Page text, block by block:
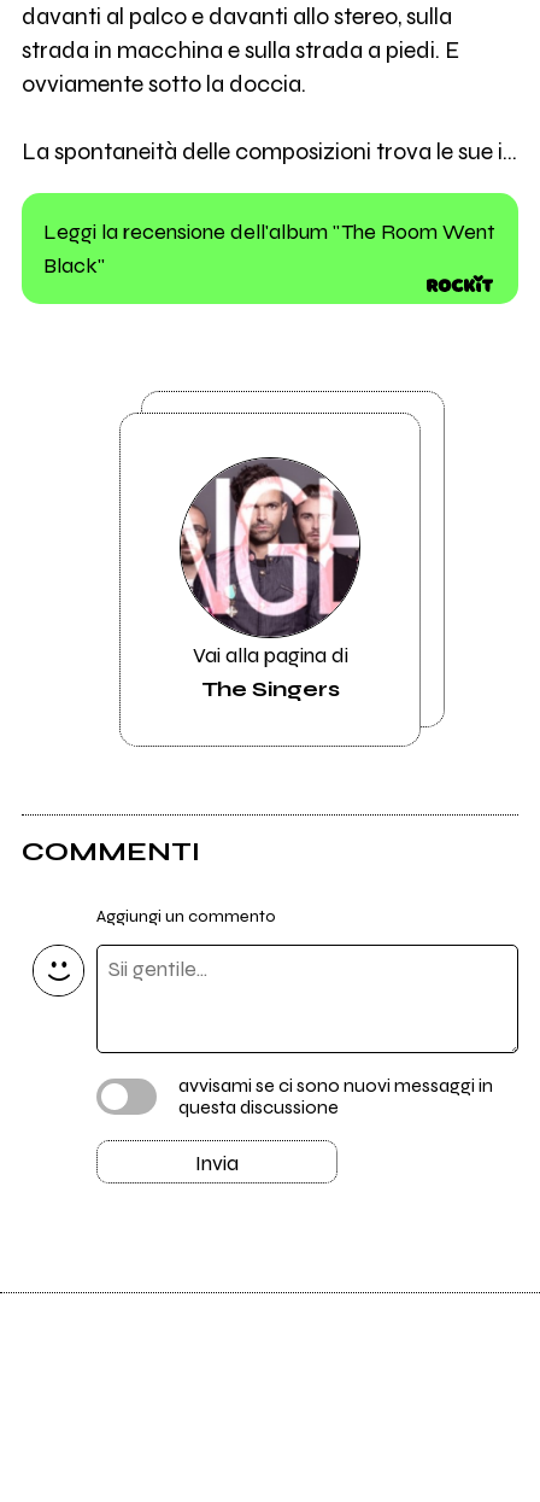
davanti al palco e davanti allo stereo, sulla
strada in macchina e sulla strada a piedi. E
ovviamente sotto la doccia.
La spontaneità delle composizioni trova le sue i…
Leggi la recensione dell'album "The Room Went
Black"
Vai alla pagina di
The Singers
COMMENTI
Aggiungi un commento
avvisami se ci sono nuovi messaggi in
questa discussione
Invia